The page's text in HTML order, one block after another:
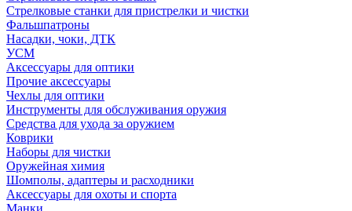
Стрелковые станки для пристрелки и чистки
Фальшпатроны
Насадки, чоки, ДТК
УСМ
Аксессуары для оптики
Прочие аксессуары
Чехлы для оптики
Инструменты для обслуживания оружия
Средства для ухода за оружием
Коврики
Наборы для чистки
Оружейная химия
Шомполы, адаптеры и расходники
Аксессуары для охоты и спорта
Манки